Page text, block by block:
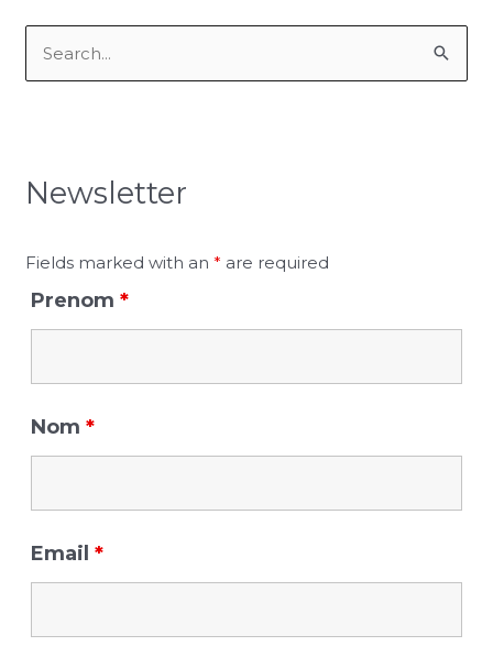
c
f
o
Newsletter
Fields marked with an* are required
Prenom*
Nom*
Email*